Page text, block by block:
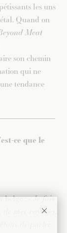
les uns
Quand on
Meat
son chemin
qui ne
tendance
ce que le
belge : «Je fais
mes voyages.
de parler